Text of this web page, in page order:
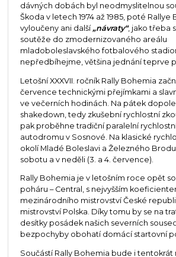
dávných dobách byl neodmyslitelnou
Škoda v letech 1974 až 1985, poté Rallye
vyloučeny ani další „návraty“, jako třeba
soutěže do zmodernizovaného areálu
mladoboleslavského fotbalového
nepředbíhejme, většina jednání teprve
Letošní XXXVII. ročník Rally Bohemia
července technickými přejímkami a
ve večerních hodinách. Na pátek
shakedown, tedy zkušební rychlostní
pak proběhne tradiční paralelní
autodromu v Sosnové. Na klasické
okolí Mladé Boleslavi a Železného
sobotu a v neděli (3. a 4. července).
Rally Bohemia je v letošním roce opět
poháru – Central, s nejvyšším
mezinárodního mistrovství České
mistrovství Polska. Díky tomu by se na
desítky posádek našich severních
bezpochyby obohatí domácí startovní
Součástí Rally Bohemia bude i tentokrát